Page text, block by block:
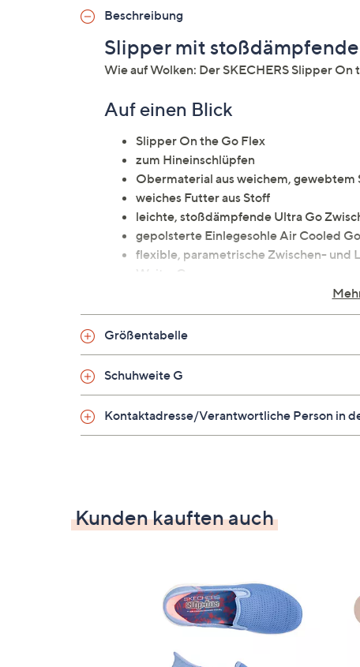
Beschreibung
Slipper mit
Wie auf Wolken: Der SKECHERS Slipper
Auf einen Blick
Slipper On the Go Flex
zum Hineinschlüpfen
Obermaterial aus weichem, gewebtem
weiches Futter aus Stoff
leichte, stoßdämpfende Ultra Go
gepolsterte Einlegesohle Air Cooled
flexible, parametrische Zwischen- und
Weite: G
Material
Obermaterial: Textil
Laufsohle: 100 % Synthetik
Größentabelle
Schuhweite G
Kontaktadresse/Verantwortliche Person in
Kunden kauften auch